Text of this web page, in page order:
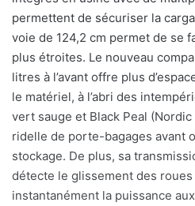
permettent de sécuriser la
voie de 124,2 cm permet de se
plus étroites. Le nouveau
litres à l’avant offre plus
le matériel, à l’abri des
vert sauge et Black Peal (Nordic
ridelle de porte-bagages avant
stockage. De plus, sa
détecte le glissement des
instantanément la puissance